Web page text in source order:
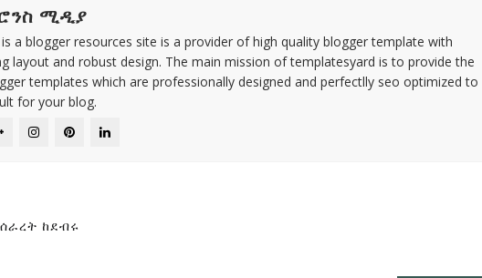
ሚዲያ
a blogger resources site is a provider of high quality blogger template with
layout and robust design. The main mission of templatesyard is to provide the
templates which are professionally designed and perfectlly seo optimized to
for your blog.
ከደብሩ